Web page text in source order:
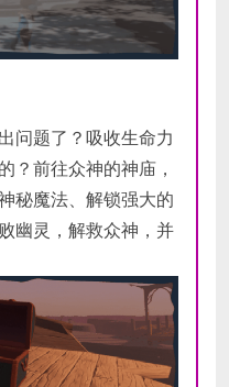
问题了？吸收生命力
？前往众神的神庙，
秘魔法、解锁强大的
幽灵，解救众神，并